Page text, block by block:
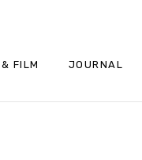
FILM JOURNAL